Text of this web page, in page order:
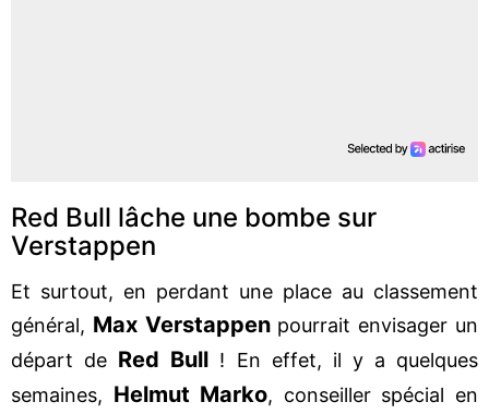
Red Bull lâche une bombe sur
Verstappen
Et surtout, en perdant une place au classement
général, Max Verstappenpourrait envisager un
départ de Red Bull ! En effet, il y a quelques
semaines, Helmut Marko, conseiller spécial en